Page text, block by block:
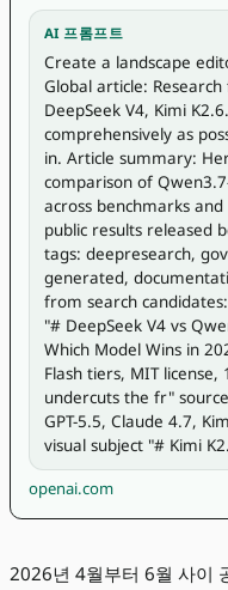
AI 프롬프트
Create a landscape
Global article:
DeepSeek V4, Kimi
comprehensively as
in. Article summary:
comparison of
across benchmarks
public results released
tags: deepresearch,
generated,
from search
"# DeepSeek V4 vs
Which Model Wins in
Flash tiers, MIT
undercuts the fr"
GPT-5.5, Claude 4.7,
visual subject "# Kimi
openai.com
2026년 4월부터 6월 사이